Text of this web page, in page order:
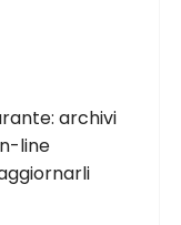
archivi
line